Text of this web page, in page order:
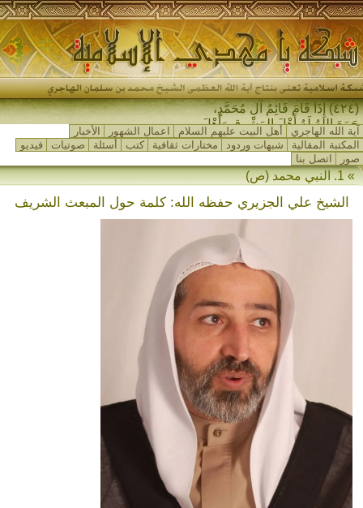
(٤٢٤) إِذَا قَامَ قَائِمُ آلِ مُحَمَّدٍ،
جَمَعَ اللهُ لَهُ أَهْلَ المَشْرِقِ وَأَهْلَ
المَغْرِبِ…
آية الله الهاجري أهل البيت عليهم السلام اعمال الشهور
الأخبار
المكتبة المقالية
شبهات وردود مختارات ثقافية كتب أسئلة صوتيات
فيديو
صور
اتصل بنا
» 1. النبي محمد (ص)
الشيخ علي الجزيري حفظه الله: كلمة حول المبعث الشريف